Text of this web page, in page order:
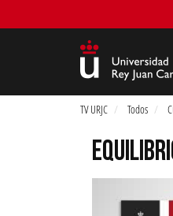
TV URJC Todos